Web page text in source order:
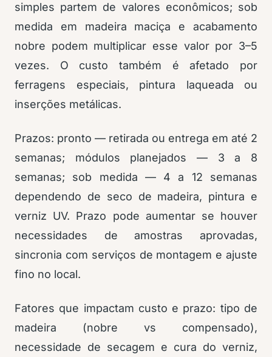
simples partem de valores econômicos; sob
medida em madeira maciça e acabamento
nobre podem multiplicar esse valor por 3–5
vezes. O custo também é afetado por
ferragens especiais, pintura laqueada ou
inserções metálicas.
Prazos: pronto — retirada ou entrega em até 2
semanas; módulos planejados — 3 a 8
semanas; sob medida — 4 a 12 semanas
dependendo de seco de madeira, pintura e
verniz UV. Prazo pode aumentar se houver
necessidades de amostras aprovadas,
sincronia com serviços de montagem e ajuste
fino no local.
Fatores que impactam custo e prazo: tipo de
madeira (nobre vs compensado),
necessidade de secagem e cura do verniz,